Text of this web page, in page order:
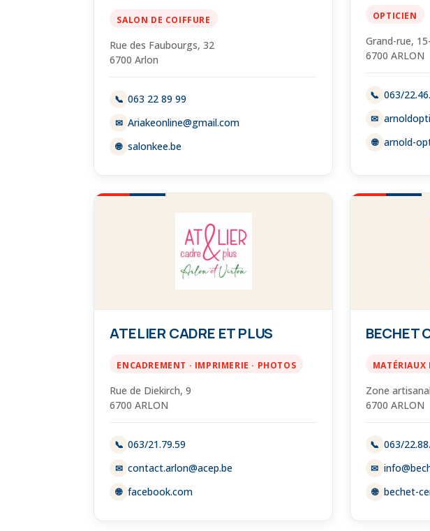
SALON DE COIFFURE
Rue des Faubourgs, 32
6700 Arlon
📞 063 22 89 99
✉ Ariakeonline@gmail.com
🌐 salonkee.be
OPTICIEN
Grand-rue,
6700 ARLON
📞 063/
✉
🌐 arnold-
ATELIER CADRE ET PLUS
ENCADREMENT · IMPRIMERIE · PHOTOS
Rue de Diekirch, 9
6700 ARLON
📞 063/21.79.59
✉ contact.arlon@acep.be
🌐 facebook.com
BECHET
MATÉRIAUX
Zone
6700 ARLON
📞 063/
✉
🌐 bechet-